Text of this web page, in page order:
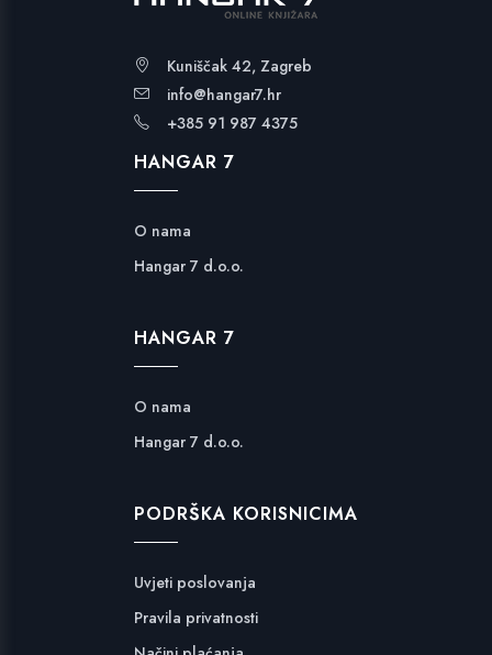
Kuniščak 42, Zagreb
info@hangar7.hr
+385 91 987 4375
HANGAR 7
O nama
Hangar 7 d.o.o.
HANGAR 7
O nama
Hangar 7 d.o.o.
PODRŠKA KORISNICIMA
Uvjeti poslovanja
Pravila privatnosti